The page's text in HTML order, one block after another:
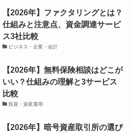
【2026年】ファクタリングとは？
仕組みと注意点、資金調達サービ
ス3社比較
ビジネス・企業・会計
【2026年】無料保険相談はどこが
いい？仕組みの理解と3サービス
比較
投資・資産運用
【2026年】暗号資産取引所の選び